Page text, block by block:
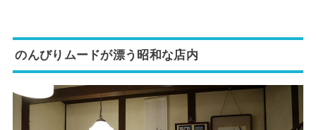
のんびりムードが漂う昭和な店内